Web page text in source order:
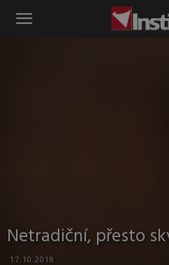
Instinkt
Netradiční, přesto
17.10.2018